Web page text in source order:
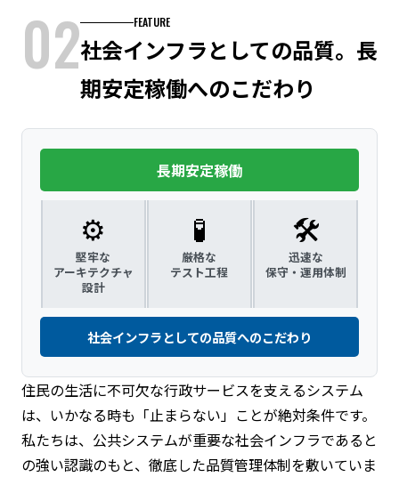
02 FEATURE
社会インフラとしての品質。長
期安定稼働へのこだわり
長期安定稼働
⚙️
堅牢な
アーキテクチャ
設計
🧪
厳格な
テスト工程
🛠️
迅速な
保守・運用体制
社会インフラとしての品質へのこだわり
住民の生活に不可欠な行政サービスを支えるシステム
は、いかなる時も「止まらない」ことが絶対条件です。
私たちは、公共システムが重要な社会インフラであると
の強い認識のもと、徹底した品質管理体制を敷いていま